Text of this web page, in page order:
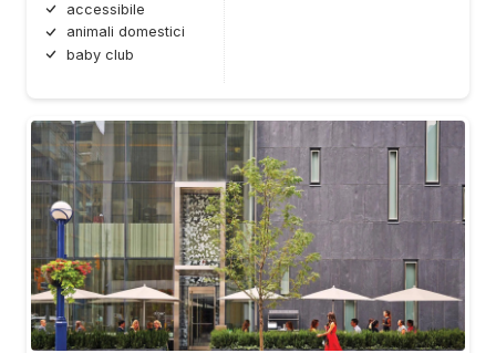
accessibile
animali domestici
baby club